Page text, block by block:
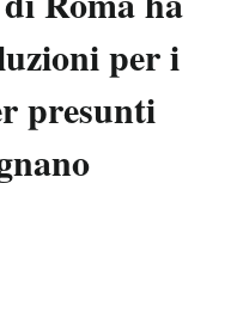
Moda
Idee
per i
presunti